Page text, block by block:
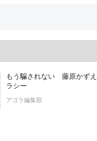
もう騙されない 藤原かず
ラシー
アゴラ編集部